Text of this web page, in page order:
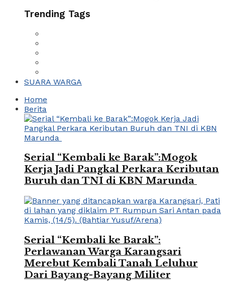
Trending Tags
SUARA WARGA
Home
Berita
Serial “Kembali ke Barak”:Mogok
Kerja Jadi Pangkal Perkara Keributan
Buruh dan TNI di KBN Marunda
Serial “Kembali ke Barak”:
Perlawanan Warga Karangsari
Merebut Kembali Tanah Leluhur
Dari Bayang-Bayang Militer